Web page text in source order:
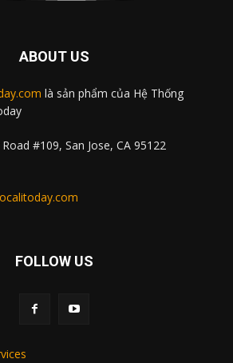
ABOUT US
là sản phẩm của Hệ Thống
#109, San Jose, CA 95122
FOLLOW US